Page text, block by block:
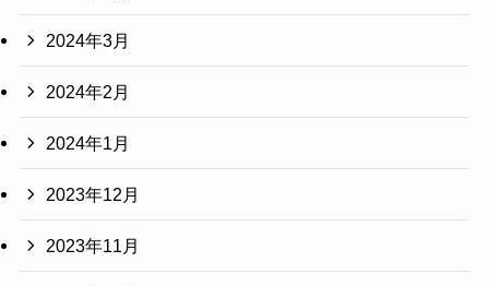
2024年3月
2024年2月
2024年1月
2023年12月
2023年11月